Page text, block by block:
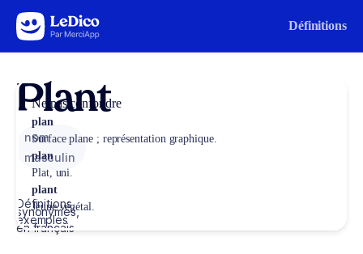
Aller au contenu Définitions
Plant
nom
masculin
Définitions,
synonymes,
exemples
en français
Ne pas confondre
plan
Surface plane ; représentation graphique.
plan
Plat, uni.
plant
Jeune végétal.